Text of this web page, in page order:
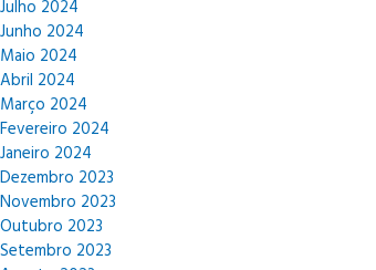
Julho 2024
Junho 2024
Maio 2024
Abril 2024
Março 2024
Fevereiro 2024
Janeiro 2024
Dezembro 2023
Novembro 2023
Outubro 2023
Setembro 2023